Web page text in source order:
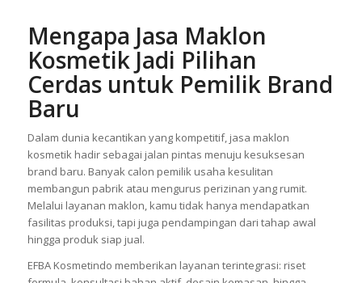
dipasarkan.
Mengapa Jasa Maklon
Kosmetik Jadi Pilihan
Cerdas untuk Pemilik Brand
Baru
Dalam dunia kecantikan yang kompetitif, jasa maklon
kosmetik hadir sebagai jalan pintas menuju kesuksesan
brand baru. Banyak calon pemilik usaha kesulitan
membangun pabrik atau mengurus perizinan yang rumit.
fasilitas produksi, tapi juga pendampingan dari tahap awal